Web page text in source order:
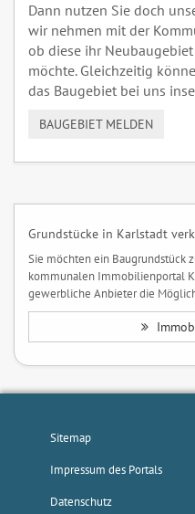
Dann nutzen Sie doch
wir nehmen mit der
ob diese ihr
möchte. Gleichzeitig
das Baugebiet bei uns
BAUGEBIET MELDEN
Grundstücke in Karlstadt
Sie möchten ein Baugrundstück
kommunalen Immobilienportal
gewerbliche Anbieter die
Sitemap
Impressum des Portals
Datenschutz